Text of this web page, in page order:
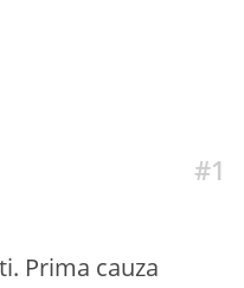
#1
Prima cauza